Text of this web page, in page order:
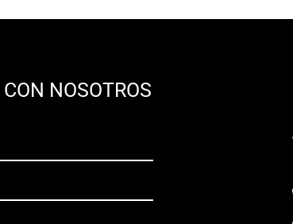
NOSOTROS